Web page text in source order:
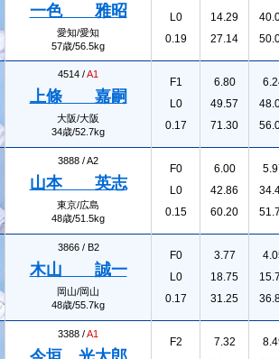
一色 雅昭
愛知/愛知
57歳/56.5kg
L0
0.19
14.29
27.14
4514 /A1
上條 嘉嗣
大阪/大阪
34歳/52.7kg
F1
L0
0.17
6.80
49.57
71.30
3888 /A2
山本 英志
東京/広島
48歳/51.5kg
F0
L0
0.15
6.00
42.86
60.20
3866 / B2
木山 誠一
岡山/岡山
48歳/55.7kg
F0
L0
0.17
3.77
18.75
31.25
3388 /A1
F2
7.32